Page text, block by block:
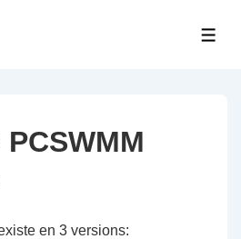
en 3 versions: